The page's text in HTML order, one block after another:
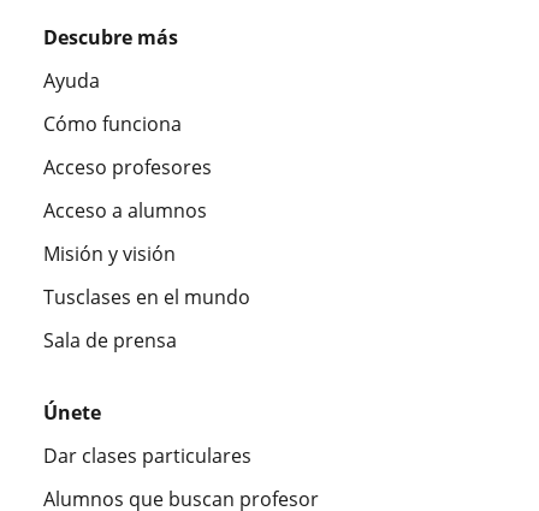
Descubre más
Ayuda
Cómo funciona
Acceso profesores
Acceso a alumnos
Misión y visión
Tusclases en el mundo
Sala de prensa
Únete
Dar clases particulares
Alumnos que buscan profesor